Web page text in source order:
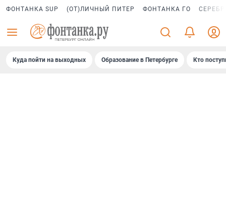
ФОНТАНКА SUP (ОТ)ЛИЧНЫЙ ПИТЕР ФОНТАНКА ГО
Куда пойти на выходных Образование в Петербурге Кто